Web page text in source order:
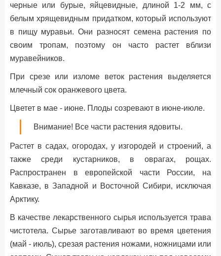
черные или бурые, яйцевидные, длиной 1-2 мм, с
белым хрящевидным придатком, который используют
в пищу муравьи. Они разносят семена растения по
своим тропам, поэтому он часто растет вблизи
муравейников.
При срезе или изломе веток растения выделяется
млечный сок оранжевого цвета.
Цветет в мае - июне. Плоды созревают в июне-июле.
Внимание! Все части растения ядовиты.
Растет в садах, огородах, у изгородей и строений, а
также среди кустарников, в оврагах, рощах.
Распространен в европейской части России, на
Кавказе, в Западной и Восточной Сибири, исключая
Арктику.
В качестве лекарственного сырья используется трава
чистотела. Сырье заготавливают во время цветения
(май - июль), срезая растения ножами, ножницами или